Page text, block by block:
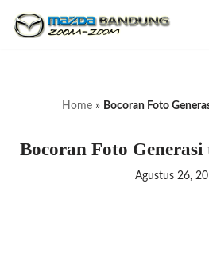
Home » Bocoran Foto
Bocoran Foto
Agustus 26,